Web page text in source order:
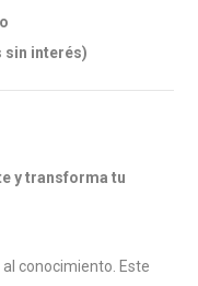
sin interés)
y transforma tu
conocimiento. Este